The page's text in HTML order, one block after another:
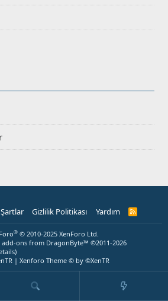
Gizlilik Politikası Yardım
R
® © 2010-2025 XenForo Ltd.
add-ons from DragonByte™ ©2011-2026
)
| Xenforo Theme © by ©XenTR